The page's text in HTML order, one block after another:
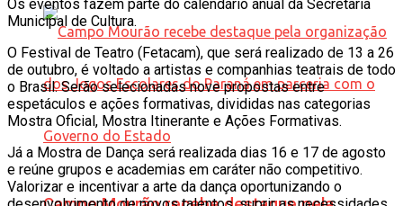
Os eventos fazem parte do calendário anual da Secretaria
Municipal de Cultura.
O Festival de Teatro (Fetacam), que será realizado de 13 a 26
de outubro, é voltado a artistas e companhias teatrais de todo
o Brasil. Serão selecionadas nove propostas entre
espetáculos e ações formativas, divididas nas categorias
Mostra Oficial, Mostra Itinerante e Ações Formativas.
Já a Mostra de Dança será realizada dias 16 e 17 de agosto
e reúne grupos e academias em caráter não competitivo.
Valorizar e incentivar a arte da dança oportunizando o